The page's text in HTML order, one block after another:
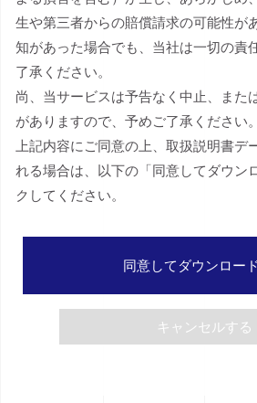
生や第三者からの賠償請求の可能性が
知があった場合でも、当社は一切の責
了承ください。
尚、当サービスは予告なく中止、また
がありますので、予めご了承ください。
上記内容にご同意の上、取扱説明書デ
れる場合は、以下の「同意してダウン
クしてください。
同意してダウンロー
キャンセルする